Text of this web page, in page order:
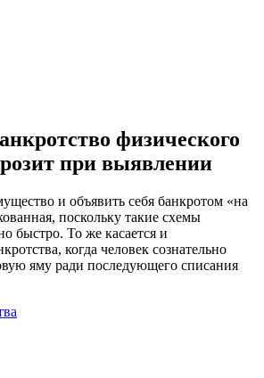
физического
при выявлении
и объявить себя банкротом «на
поскольку такие схемы
быстро. То же касается и
когда человек сознательно
яму ради последующего списания